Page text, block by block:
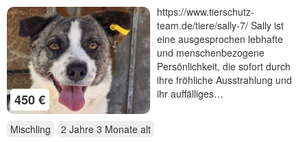
menschenbezogene Hündin sucht aktive
zweibeinige Kumpels, 2J, 46cm
450 €
https://www.tierschutz-
team.de/tiere/sally-7/ Sally ist
eine ausgesprochen lebhafte
und menschenbezogene
Persönlichkeit, die sofort durch
ihre fröhliche Ausstrahlung und
ihr auffälliges…
Mischling 2 Jahre 3 Monate alt